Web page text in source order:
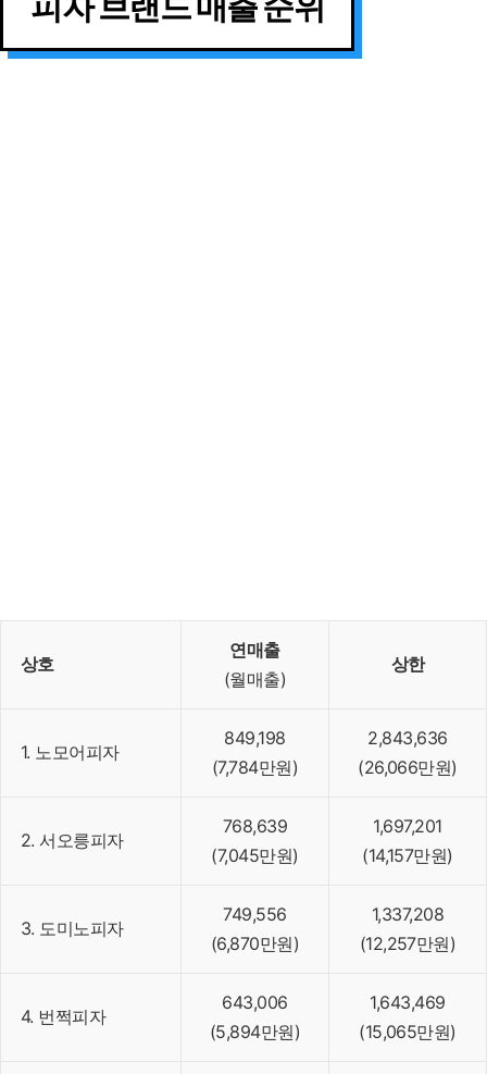
상호
연매출
(월매출)
상한
1. 노모어피자
849,198
(7,784만원)
2,843,636
(26,066만원)
2. 서오릉피자
768,639
(7,045만원)
1,697,201
(14,157만원)
3. 도미노피자
749,556
(6,870만원)
1,337,208
(12,257만원)
4. 번쩍피자
643,006
(5,894만원)
1,643,469
(15,065만원)